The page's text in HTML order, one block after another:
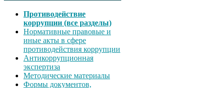
Противодействие
коррупции (все разделы)
Нормативные правовые и
иные акты в сфере
противодействия коррупции
Антикоррупционная
экспертиза
Методические материалы
Формы документов,